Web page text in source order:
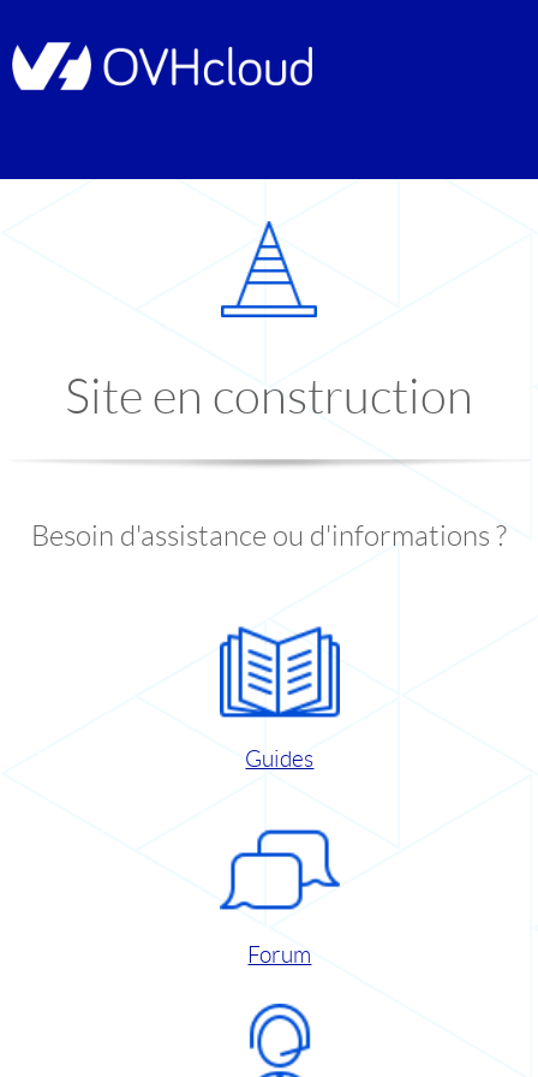
Site en construction
Besoin d'assistance ou d'informations ?
Guides
Forum